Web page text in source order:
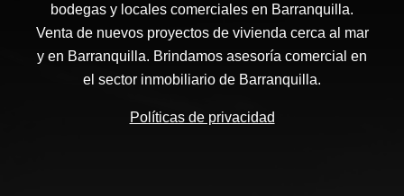
bodegas y locales comerciales en Barranquilla.
Venta de nuevos proyectos de vivienda cerca al mar
y en Barranquilla. Brindamos asesoría comercial en
el sector inmobiliario de Barranquilla.
Políticas de privacidad